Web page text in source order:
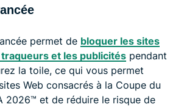
permet de bloquer les sites
et les publicités pendant
la toile, ce qui vous permet
Web consacrés à la Coupe du
2026™️ et de réduire le risque de